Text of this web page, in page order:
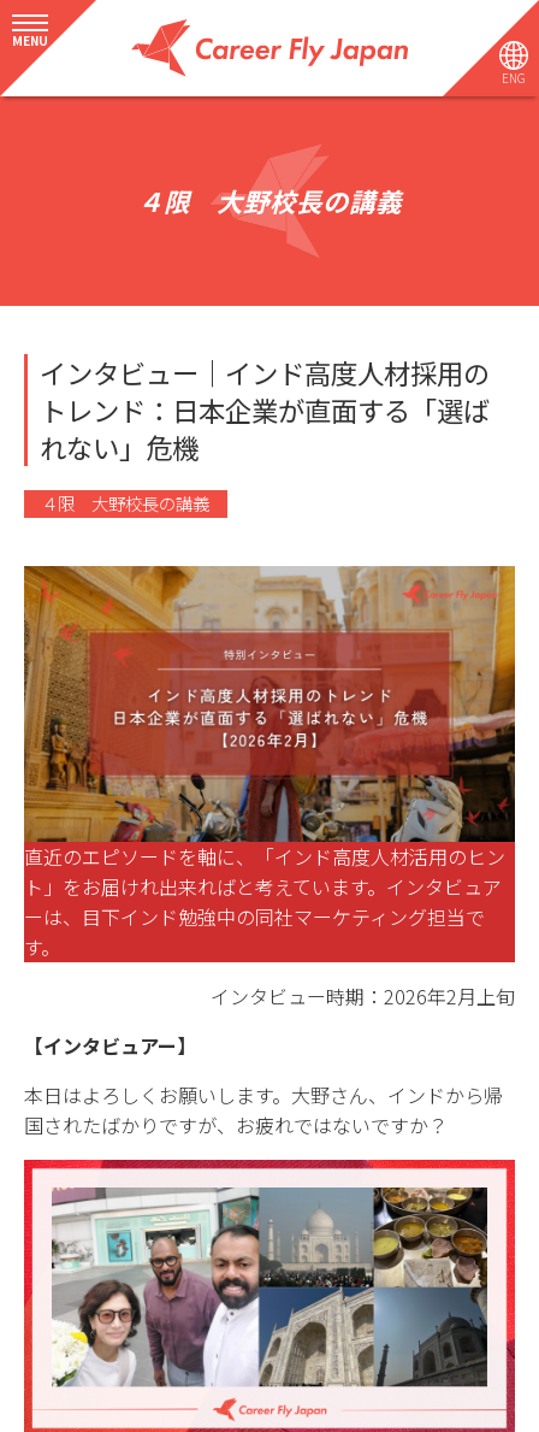
ENG
MENU
４限 大野校長の講義
インタビュー｜インド高度人材採用の
トレンド：日本企業が直面する「選ば
れない」危機
４限 大野校長の講義
直近のエピソードを軸に、「インド高度人材活用のヒン
ト」をお届けれ出来ればと考えています。インタビュア
ーは、目下インド勉強中の同社マーケティング担当で
す。
インタビュー時期：2026年2月上旬
【インタビュアー】
本日はよろしくお願いします。大野さん、インドから帰
国されたばかりですが、お疲れではないですか？